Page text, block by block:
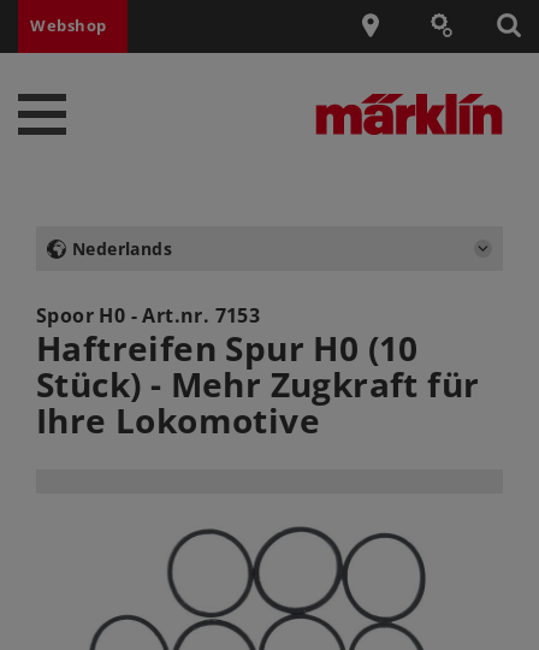
Webshop
Nederlands
Spoor H0 - Art.nr. 7153
Haftreifen Spur H0 (10
Stück) - Mehr Zugkraft für
Ihre Lokomotive